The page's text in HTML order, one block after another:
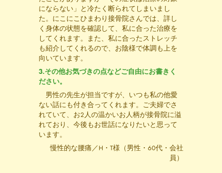
にならない」と冷たく断られてしまいまし
た。にこにこひまわり接骨院さんでは、詳し
く身体の状態を確認して、私に合った治療を
してくれます。また、私に合ったストレッチ
も紹介してくれるので、お陰様で体調も上を
向いています。
3.その他お気づきの点などご自由にお書きく
ださい。
男性の先生が担当ですが、いつも私の他愛
ない話にも付き合ってくれます。ご夫婦でさ
れていて、お2人の温かいお人柄が接骨院に溢
れており、今後もお世話になりたいと思って
います。
慢性的な腰痛／H・T様（男性・60代・会社
員）